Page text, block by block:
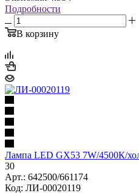
Подробности
В корзину
Лампа LED GX53 7W/4500К/
30
Арт.: 642500/661174
Код: ЛИ-00020119